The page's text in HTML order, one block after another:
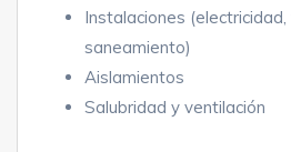
Instalaciones
saneamiento)
Aislamientos
Salubridad y ventilación